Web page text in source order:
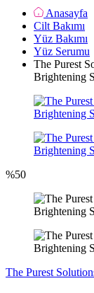
Anasayfa
Cilt Bakımı
Yüz Bakımı
Yüz Serumu
The Purest
Brightening
%50
The Purest